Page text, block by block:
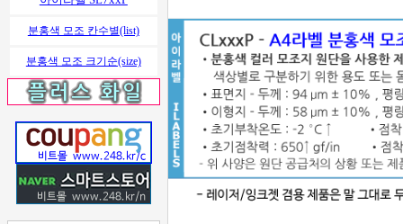
분홍색 모조 칸수별(list)
분홍색 모조 크기순(size)